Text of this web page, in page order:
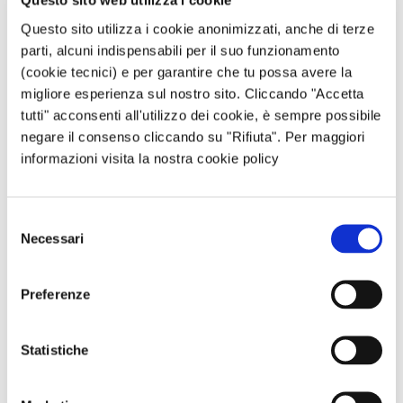
Questo sito utilizza i cookie anonimizzati, anche di terze
parti, alcuni indispensabili per il suo funzionamento
(cookie tecnici) e per garantire che tu possa avere la
migliore esperienza sul nostro sito. Cliccando "Accetta
tutti" acconsenti all'utilizzo dei cookie, è sempre possibile
negare il consenso cliccando su "Rifiuta". Per maggiori
informazioni visita la nostra cookie policy
delNecessari
Preferenze
Statistiche
Email
Sito web
Privacy Policy
Avvertimi via email in caso di risposte al mio
articolo.